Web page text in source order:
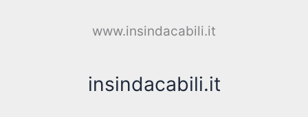
www.insindacabili.it
insindacabili.it